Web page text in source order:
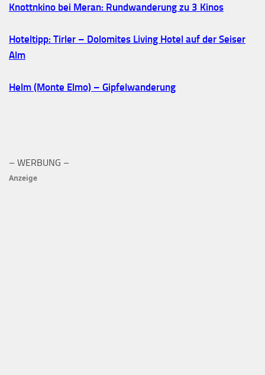
Knottnkino bei Meran: Rundwanderung zu 3 Kinos
Hoteltipp: Tirler – Dolomites Living Hotel auf der Seiser
Alm
Helm (Monte Elmo) – Gipfelwanderung
– WERBUNG –
Anzeige